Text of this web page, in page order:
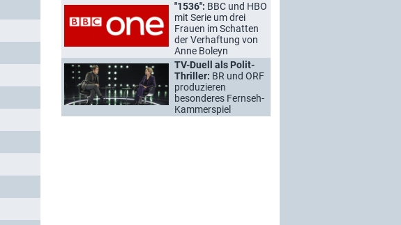
"1536": BBC und HBO
mit Serie um drei
Frauen im Schatten
der Verhaftung von
Anne Boleyn
TV-Duell als Polit-
Thriller: BR und ORF
produzieren
besonderes Fernseh-
Kammerspiel